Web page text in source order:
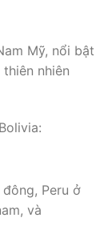
Mỹ, nổi bật
nhiên
Peru ở
và